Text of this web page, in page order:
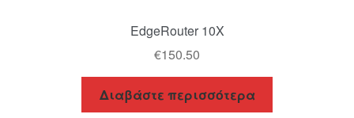
EdgeRouter 10X
€150.50
Διαβάστε περισσότερα